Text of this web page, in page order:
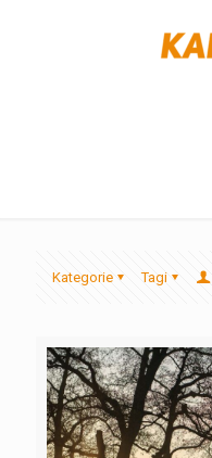
Kategorie Tagi